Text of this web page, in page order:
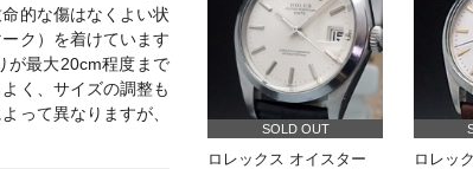
的な傷はなくよい状
ク）を着けています
が最大20cm程度まで
く、サイズの調整も
って異なりますが、
SOLD OUT
ロレックス オイスター
ロレッ